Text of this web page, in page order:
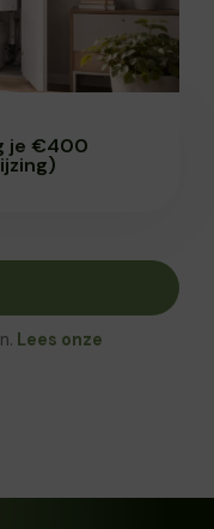
je €400
Lees onze